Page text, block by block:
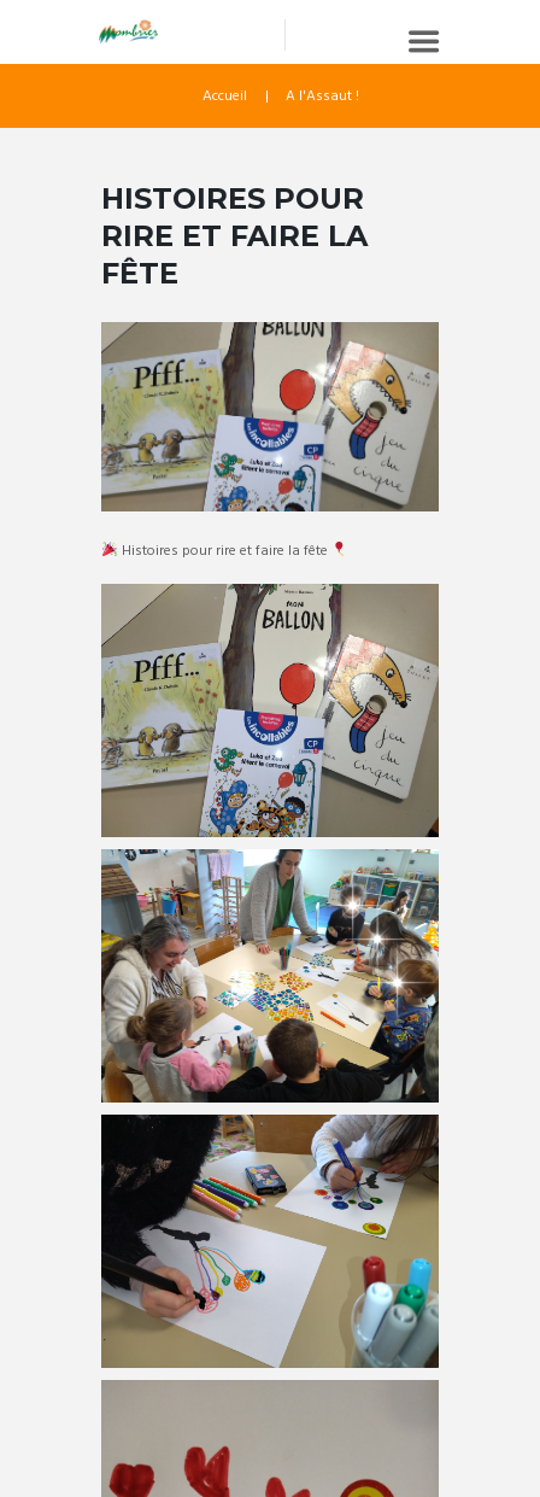
Accueil A l'Assaut !
HISTOIRES POUR
RIRE ET FAIRE LA
FÊTE
Histoires pour rire et faire la fête